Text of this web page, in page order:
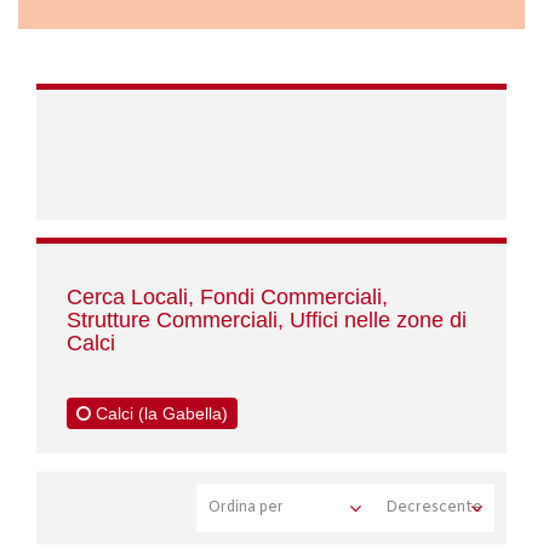
Cerca Locali, Fondi Commerciali,
Strutture Commerciali, Uffici nelle zone di
Calci
Calci (la Gabella)